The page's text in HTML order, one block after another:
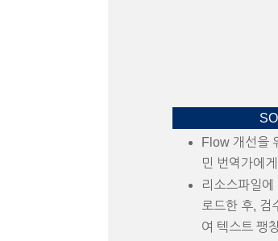
Flow 개선을
민 번역가에
리소스파일에
로드한 후, 검
여 텍스트 팽